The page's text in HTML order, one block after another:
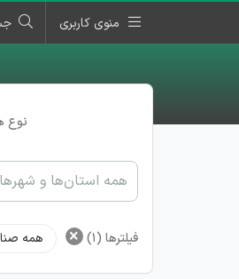
منوی کاربری
نوع
همه استان‌ها و شهرها
فیلترها (1)
× همه